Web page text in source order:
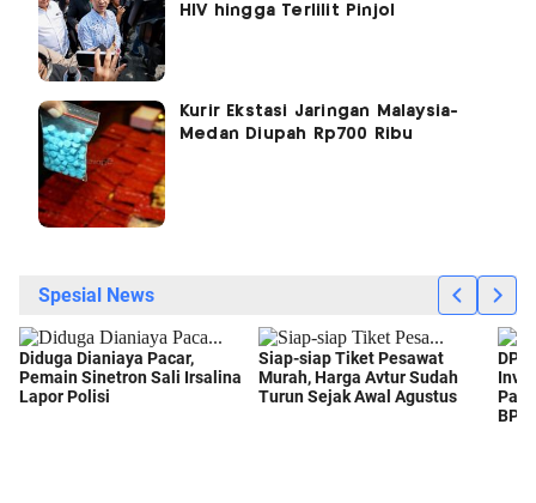
HIV hingga Terlilit Pinjol
Kurir Ekstasi Jaringan Malaysia-
Medan Diupah Rp700 Ribu